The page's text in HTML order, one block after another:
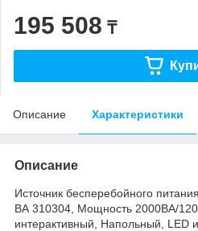
195 508 ₸
Описание Характеристики
Описание
Источник бесперебойного
ВА 310304, Мощность 2000ВА/
интерактивный, Напольный, LED